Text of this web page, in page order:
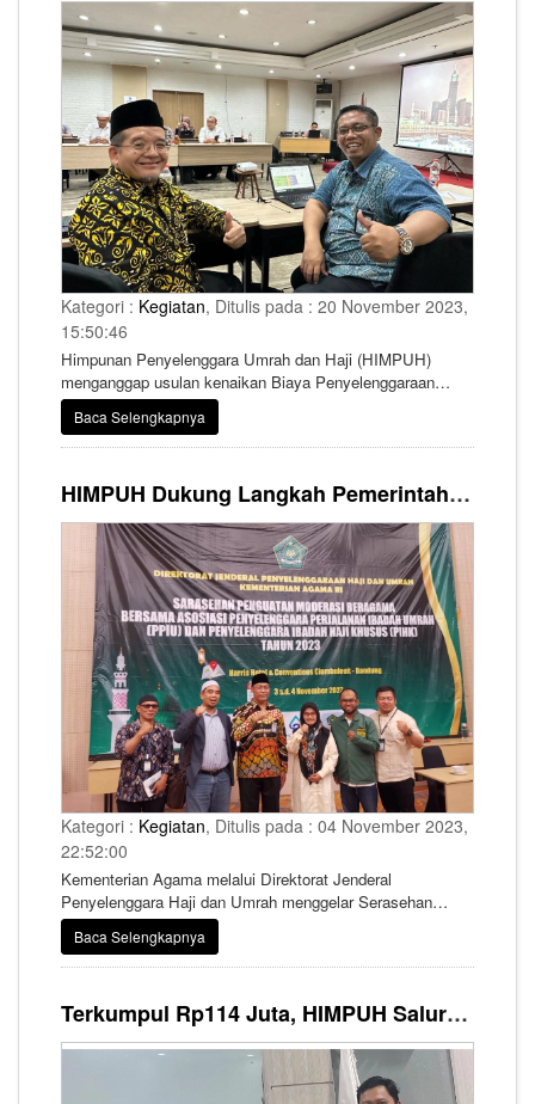
Kategori : Kegiatan, Ditulis pada : 20 November 2023,
15:50:46
Himpunan Penyelenggara Umrah dan Haji (HIMPUH)
menganggap usulan kenaikan Biaya Penyelenggaraan
Ibadah Haji (BPIH) tahun 2024 adalah suatu hal yang
cukup wajar. Hal ini mengingat ada banyak variabel mulai
dari kenaikan berbagai layanan di Arab Saudi seperti
inflasi yang membuat usulan kenaikan BPIH menjadi tak
bisa dihindarkan.
Baca Selengkapnya
HIMPUH Dukung Langkah Pemerintah Perkuat Moderasi Beragama
Kategori : Kegiatan, Ditulis pada : 04 November 2023,
22:52:00
Kementerian Agama melalui Direktorat Jenderal
Penyelenggara Haji dan Umrah menggelar Serasehan
Penguatan Moderasi Beragama bersama Penyelenggara
Perjalanan Ibadah Umrah (PPIU) dan Penyelenggara
Ibadah Haji Khusus (PIHK)
Baca Selengkapnya
Terkumpul Rp114 Juta, HIMPUH Salurkan Amanah Anggota untuk Bantu Rakyat Palestina